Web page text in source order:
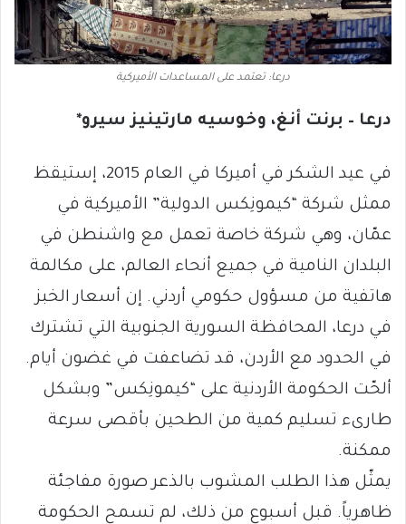
درعا: تعتمد على المساعدات الأميركية
درعا – برنت أنغ، وخوسيه مارتينيز سيرو*
في عيد الشكر في أميركا في العام 2015، إستيقظ
ممثل شركة “كيمونِكس الدولية” الأميركية في
عمّان، وهي شركة خاصة تعمل مع واشنطن في
البلدان النامية في جميع أنحاء العالم، على مكالمة
هاتفية من مسؤول حكومي أردني. إن أسعار الخبز
في درعا، المحافظة السورية الجنوبية التي تشترك
في الحدود مع الأردن، قد تضاعفت في غضون أيام.
ألحّت الحكومة الأردنية على “كيمونِكس” وبشكل
طارىء تسليم كمية من الطحين بأقصى سرعة
ممكنة.
يمثّل هذا الطلب المشوب بالذعر صورة مفاجئة
ظاهرياً. قبل أسبوع من ذلك، لم تسمح الحكومة